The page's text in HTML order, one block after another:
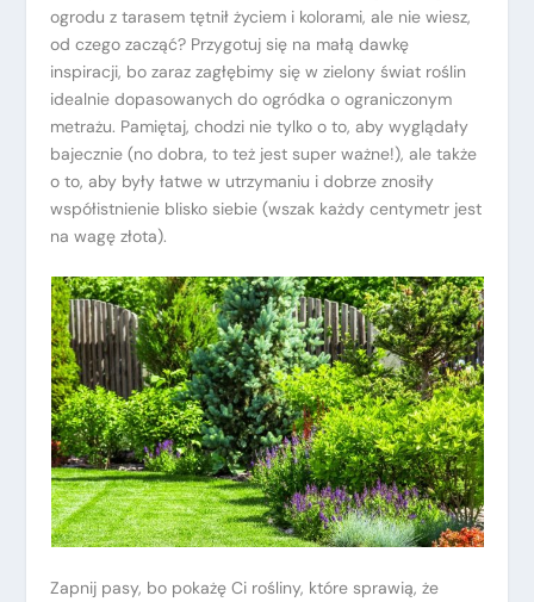
ogrodu z tarasem tętnił życiem i kolorami, ale nie wiesz,
od czego zacząć? Przygotuj się na małą dawkę
inspiracji, bo zaraz zagłębimy się w zielony świat roślin
idealnie dopasowanych do ogródka o ograniczonym
metrażu. Pamiętaj, chodzi nie tylko o to, aby wyglądały
bajecznie (no dobra, to też jest super ważne!), ale także
o to, aby były łatwe w utrzymaniu i dobrze znosiły
współistnienie blisko siebie (wszak każdy centymetr jest
na wagę złota).
Zapnij pasy, bo pokażę Ci rośliny, które sprawią, że